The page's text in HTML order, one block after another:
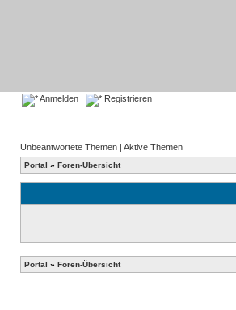
Anmelden Registrieren
Unbeantwortete Themen | Aktive Themen
Portal » Foren-Übersicht
Portal » Foren-Übersicht